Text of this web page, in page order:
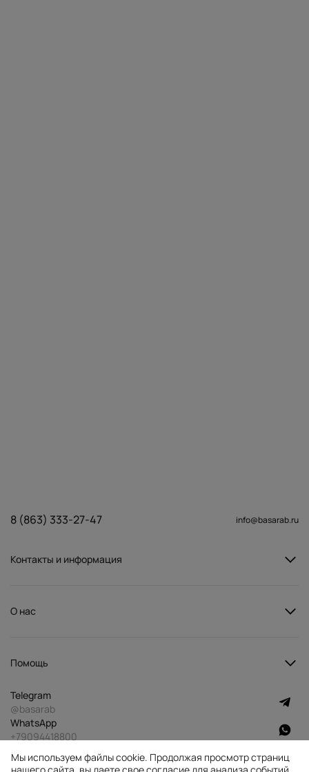
8 (863) 333-27-47 info@basarab.ru
Контакты и информация
О нас
Помощь
Telegram
@basarab
WhatsApp
+79094418800
id612800770990_biz
Мы используем файлы cookie. Продолжая просмотр страниц